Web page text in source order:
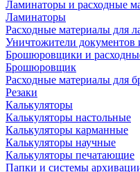
Ламинаторы и расходные
Ламинаторы
Расходные материалы для
Уничтожители документов
Брошюровщики и
Брошюровщик
Расходные материалы для
Резаки
Калькуляторы
Калькуляторы настольные
Калькуляторы карманные
Калькуляторы научные
Калькуляторы печатающие
Папки и системы